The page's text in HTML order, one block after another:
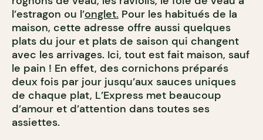
l’estragon ou l’onglet. Pour les habitués de la
maison, cette adresse offre aussi quelques
plats du jour et plats de saison qui changent
avec les arrivages. Ici, tout est fait maison, sauf
le pain ! En effet, des cornichons préparés
deux fois par jour jusqu’aux sauces uniques
de chaque plat, L’Express met beaucoup
d’amour et d’attention dans toutes ses
assiettes.